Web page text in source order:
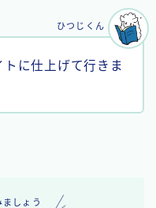
に仕上げて行きま
ひつじくん
しょう